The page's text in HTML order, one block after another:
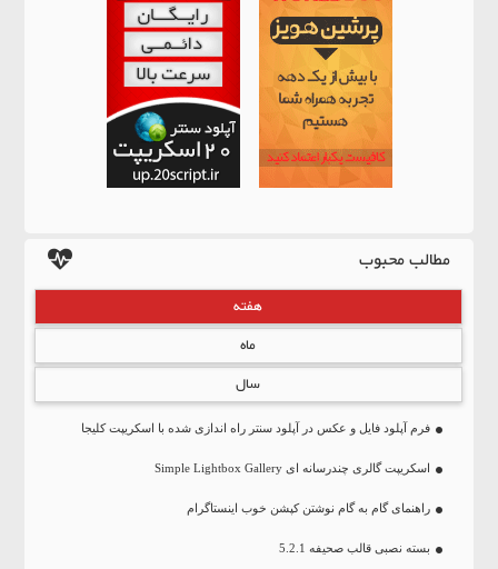
مطالب محبوب
هفته
ماه
سال
فرم آپلود فایل و عکس در آپلود سنتر راه اندازی شده با اسکریپت کلیجا
اسکریپت گالری چندرسانه ای Simple Lightbox Gallery
راهنمای گام به گام نوشتن کپشن خوب اینستاگرام
بسته نصبی قالب صحیفه 5.2.1